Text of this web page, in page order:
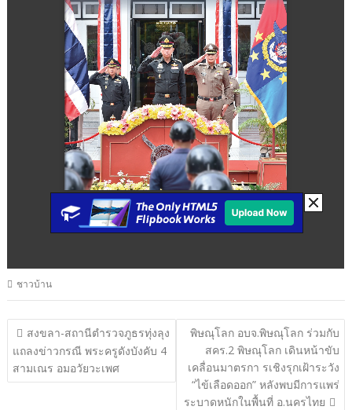
ชาวบ้าน
แนะแนว
เรื่อง
สงขลา-สถานีตำรวจภูธรทุ่งลุง
แถลงข่าวกรณี พระครูดังบังคับ 4
สามเณร อมอวัยวะเพศ
พิษณุโลก อบจ.พิษณุโลก ร่วมกับ
สคร.2 พิษณุโลก เดินหน้าขับ
เคลื่อนมาตรกา รเชิงรุกเฝ้าระวัง
“ไข้เลือดออก” หลังพบมีการแพร่
ระบาดหนักในพื้นที่ อ.นครไทย